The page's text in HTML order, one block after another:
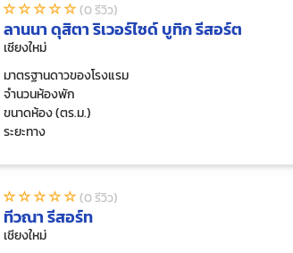
(0 รีวิว)
ลานนา ดุสิตา ริเวอร์ไซด์ บูทิก รีสอร์ต
เชียงใหม่
มาตรฐานดาวของโรงแรม
จำนวนห้องพัก
ขนาดห้อง (ตร.ม.)
ระยะทาง
(0 รีวิว)
ทีวณา รีสอร์ท
เชียงใหม่